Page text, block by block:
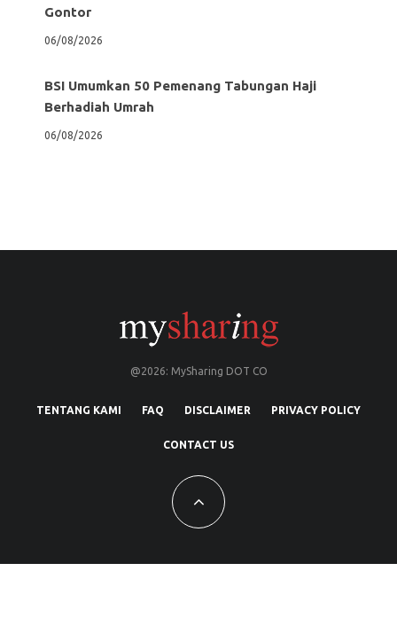
Gontor
06/08/2026
BSI Umumkan 50 Pemenang Tabungan Haji
Berhadiah Umrah
06/08/2026
@2026: MySharing DOT CO
TENTANG KAMI FAQ DISCLAIMER PRIVACY POLICY
CONTACT US